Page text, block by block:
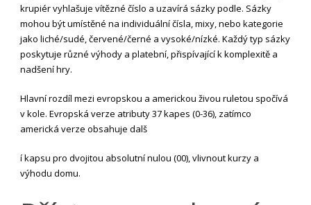
krupiér vyhlašuje vítězné číslo a uzavírá sázky podle. Sázky
mohou být umístěné na individuální čísla, mixy, nebo kategorie
jako liché/sudé, červené/černé a vysoké/nízké. Každý typ sázky
poskytuje různé výhody a platební, přispívající k komplexitě a
nadšení hry.
Hlavní rozdíl mezi evropskou a americkou živou ruletou spočívá
v kole. Evropská verze atributy 37 kapes (0-36), zatímco
americká verze obsahuje dalš
í kapsu pro dvojitou absolutní nulou (00), vlivnout kurzy a
výhodu domu.